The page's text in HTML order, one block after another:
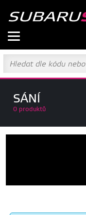
SÁNÍ
0 produktů